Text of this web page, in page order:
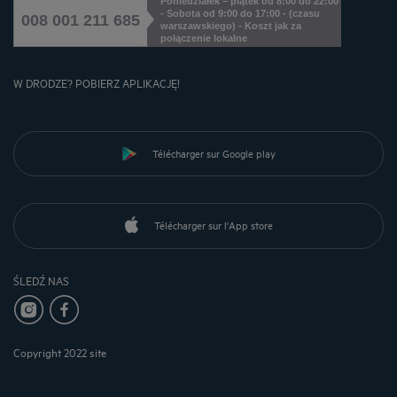
008 001 211 685
- Sobota od 9:00 do 17:00 - (czasu
warszawskiego) - Koszt jak za
połączenie lokalne
W DRODZE? POBIERZ APLIKACJĘ!
Télécharger sur Google play
Télécharger sur l'App store
ŚLEDŹ NAS
Copyright 2022 site